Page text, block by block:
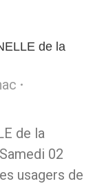
de la
de la
02
usagers de